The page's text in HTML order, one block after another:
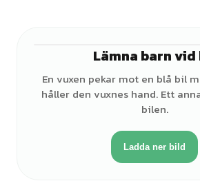
Lämna barn
En vuxen pekar mot en blå bil
håller den vuxnes hand. Ett
bilen.
Ladda ner bild